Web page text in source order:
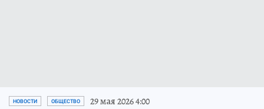
НОВОСТИ ОБЩЕСТВО 29 мая 2026 4:00